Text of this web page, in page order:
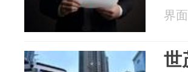
界
世